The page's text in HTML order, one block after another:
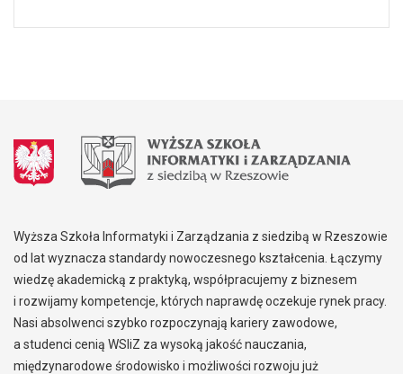
Wyższa Szkoła Informatyki i Zarządzania z siedzibą w Rzeszowie
od lat wyznacza standardy nowoczesnego kształcenia. Łączymy
wiedzę akademicką z praktyką, współpracujemy z biznesem
i rozwijamy kompetencje, których naprawdę oczekuje rynek pracy.
Nasi absolwenci szybko rozpoczynają kariery zawodowe,
a studenci cenią WSIiZ za wysoką jakość nauczania,
międzynarodowe środowisko i możliwości rozwoju już